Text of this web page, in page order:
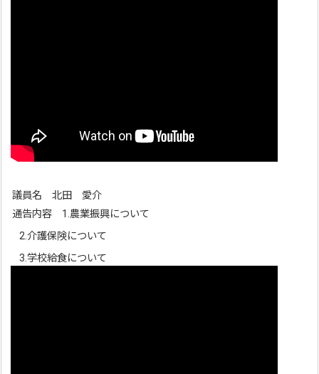
議員名 北田 愛介
通告内容 1.農業振興について
2.介護保険について
3.学校給食について